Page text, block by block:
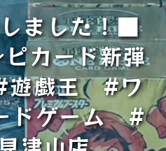
ました！■
カード新弾
戯王 #ワ
ドゲーム #